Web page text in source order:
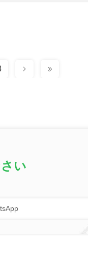
い